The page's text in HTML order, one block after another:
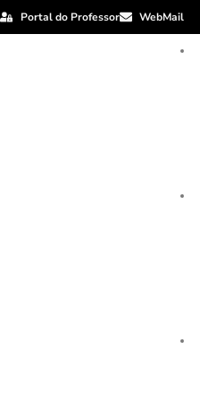
Portal do Professor WebMail